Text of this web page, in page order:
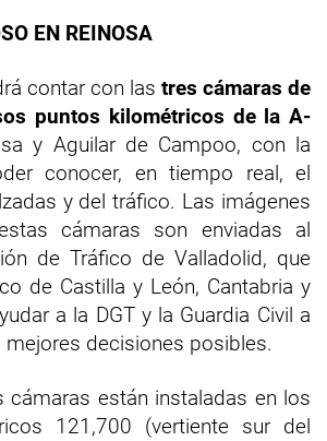
EN REINOSA
contar con las tres cámaras de
puntos kilométricos de la A-
y Aguilar de Campoo, con la
conocer, en tiempo real, el
y del tráfico. Las imágenes
cámaras son enviadas al
de Tráfico de Valladolid, que
de Castilla y León, Cantabria y
a la DGT y la Guardia Civil a
mejores decisiones posibles.
cámaras están instaladas en los
121,700 (vertiente sur del